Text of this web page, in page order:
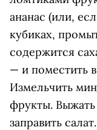
ананас (или,
кубиках,
содержится
— и поместить
Измельчить
фрукты.
заправить